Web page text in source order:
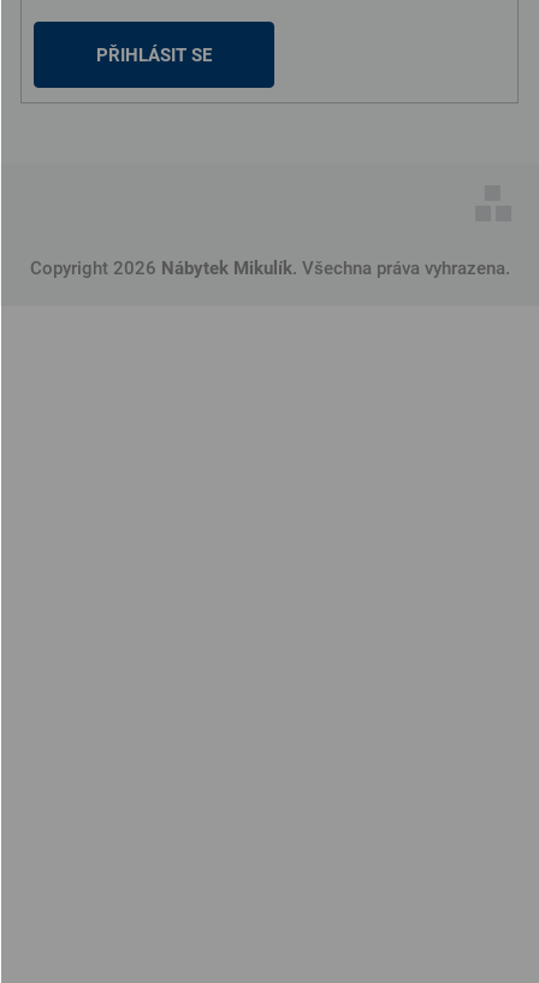
PŘIHLÁSIT SE
Copyright 2026 Nábytek Mikulík. Všechna práva vyhrazena.